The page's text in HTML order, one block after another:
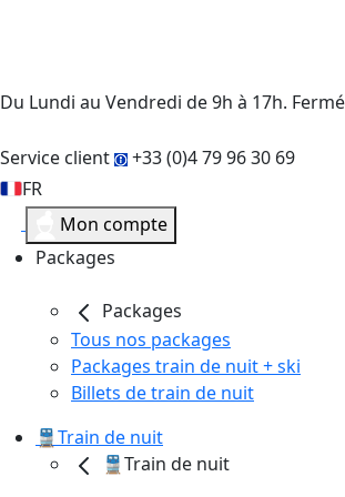
Du Lundi au Vendredi de 9h à 17h.
Service client
+33 (0)4 79 96 30 69
FR
Mon compte
Packages
Packages
Tous nos packages
Packages train de nuit + ski
Billets de train de nuit
🚆Train de nuit
🚆Train de nuit